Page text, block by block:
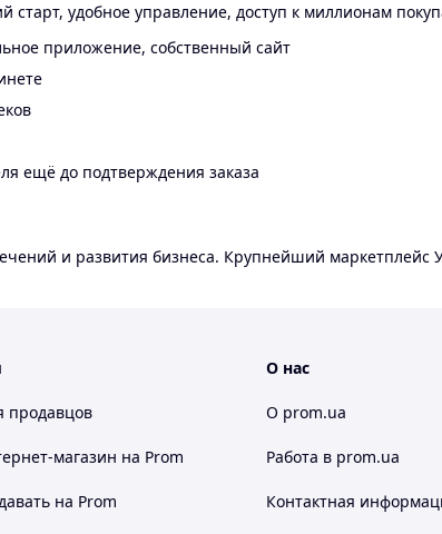
удобное управление, доступ к миллионам
приложение, собственный сайт
ещё до подтверждения заказа
и развития бизнеса. Крупнейший
продавцов
магазин на Prom
на Prom
О нас
О prom.ua
Работа в prom.ua
Контактная